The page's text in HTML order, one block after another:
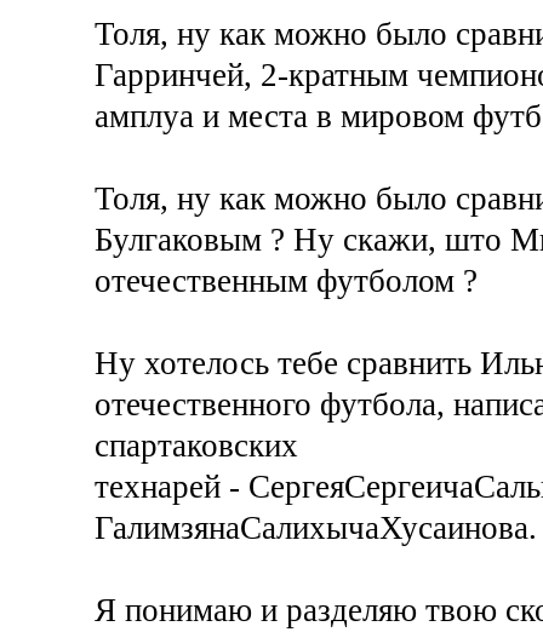
Толя, ну как можно было
Гарринчей, 2-кратным
амплуа и места в мировом
Толя, ну как можно было
Булгаковым ? Ну скажи, што
отечественным футболом ?
Ну хотелось тебе сравнить
отечественного футбола,
спартаковских
технарей -
ГалимзянаСалихычаХусаинова.
Я понимаю и разделяю твою